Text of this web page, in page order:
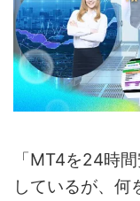
「MT4を24時
しているが、何